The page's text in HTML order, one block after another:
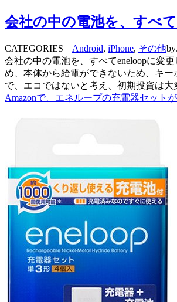
会社の中の電池を、すべ
CATEGORIES Android, iPhone, その他
会社の中の電池を、すべてeneloopに変
め、本体から給電ができないため、キ
で、エコではないと考え、初期投資は
Amazonで、エネループの充電器セット